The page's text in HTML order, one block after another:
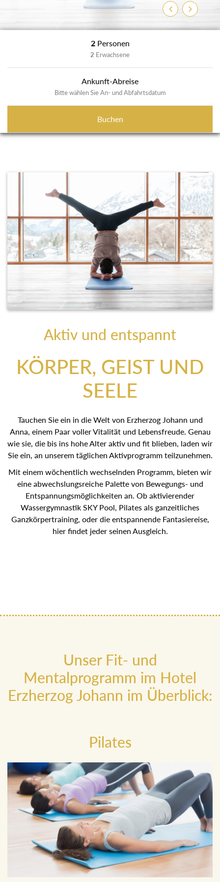
ZurückWeiter
2 Personen
2 Erwachsene
Ankunft-Abreise
Bitte wählen Sie An- und Abfahrtsdatum
Buchen
Aktiv und entspannt
KÖRPER, GEIST UND
SEELE
Tauchen Sie ein in die Welt von Erzherzog Johann und
Anna, einem Paar voller Vitalität und Lebensfreude. Genau
wie sie, die bis ins hohe Alter aktiv und fit blieben, laden wir
Sie ein, an unserem täglichen Aktivprogramm teilzunehmen.
Mit einem wöchentlich wechselnden Programm, bieten wir
eine abwechslungsreiche Palette von Bewegungs- und
Entspannungsmöglichkeiten an. Ob aktivierender
Wassergymnastik SKY Pool, Pilates als ganzeitliches
Ganzkörpertraining, oder die entspannende Fantasiereise,
hier findet jeder seinen Ausgleich.
Unser Fit- und
Mentalprogramm im Hotel
Erzherzog Johann im Überblick:
Pilates